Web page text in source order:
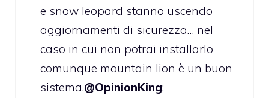
e snow leopard stanno uscendo
aggiornamenti di sicurezza… nel
caso in cui non potrai installarlo
comunque mountain lion è un buon
sistema.@OpinionKing: